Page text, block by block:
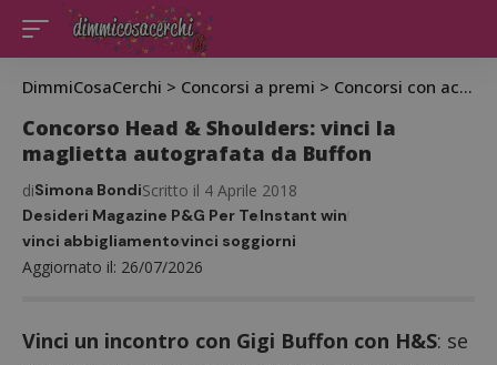
DimmiCosaCerchi > Concorsi a premi > Concorsi con acquisto
Concorso Head & Shoulders: vinci la
maglietta autografata da Buffon
Aggiornato il: 26/07/2026
diSimona BondiScritto il 4 Aprile 2018
Desideri Magazine P&G Per TeInstant win
vinci abbigliamentovinci soggiorni
Vinci un incontro con Gigi Buffon con H&S: se